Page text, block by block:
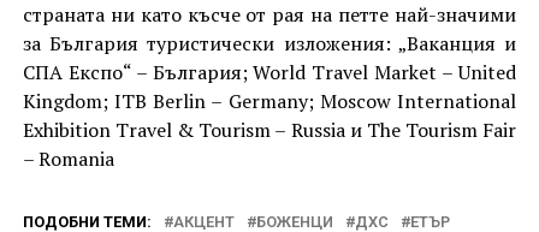
страната ни като късче от рая на петте най-значими
за България туристически изложения: „Ваканция и
СПА Експо“ – България; World Travel Market – United
Kingdom; ITB Berlin – Germany; Moscow International
Exhibition Travel & Tourism – Russia и The Tourism Fair
– Romania
ПОДОБНИ ТЕМИ: АКЦЕНТ БОЖЕНЦИ ДХС
ЕТЪР